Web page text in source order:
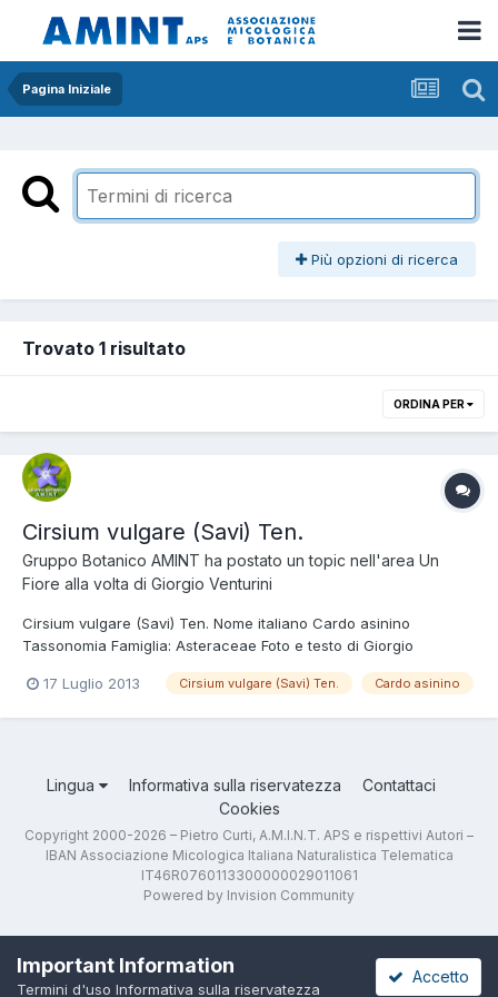
Pagina Iniziale
Più opzioni di ricerca
Trovato 1 risultato
ORDINA PER
Cirsium vulgare (Savi) Ten.
Gruppo Botanico AMINT ha postato un topic nell'area Un
Fiore alla volta di Giorgio Venturini
Cirsium vulgare (Savi) Ten. Nome italiano Cardo asinino
Tassonomia Famiglia: Asteraceae Foto e testo di Giorgio
Molte specie simili. Composita. Cespuglioso, molto spinoso, in
17 Luglio 2013 Cirsium vulgare (Savi) Ten. Cardo asinino
Lingua Informativa sulla riservatezza
Contattaci
Cookies
Copyright 2000-2026 – Pietro Curti, A.M.I.N.T. APS e rispettivi Autori –
IBAN Associazione Micologica Italiana Naturalistica Telematica
IT46R0760113300000029011061
Powered by Invision Community
Important Information
Termini d'uso Informativa sulla riservatezza
Accetto